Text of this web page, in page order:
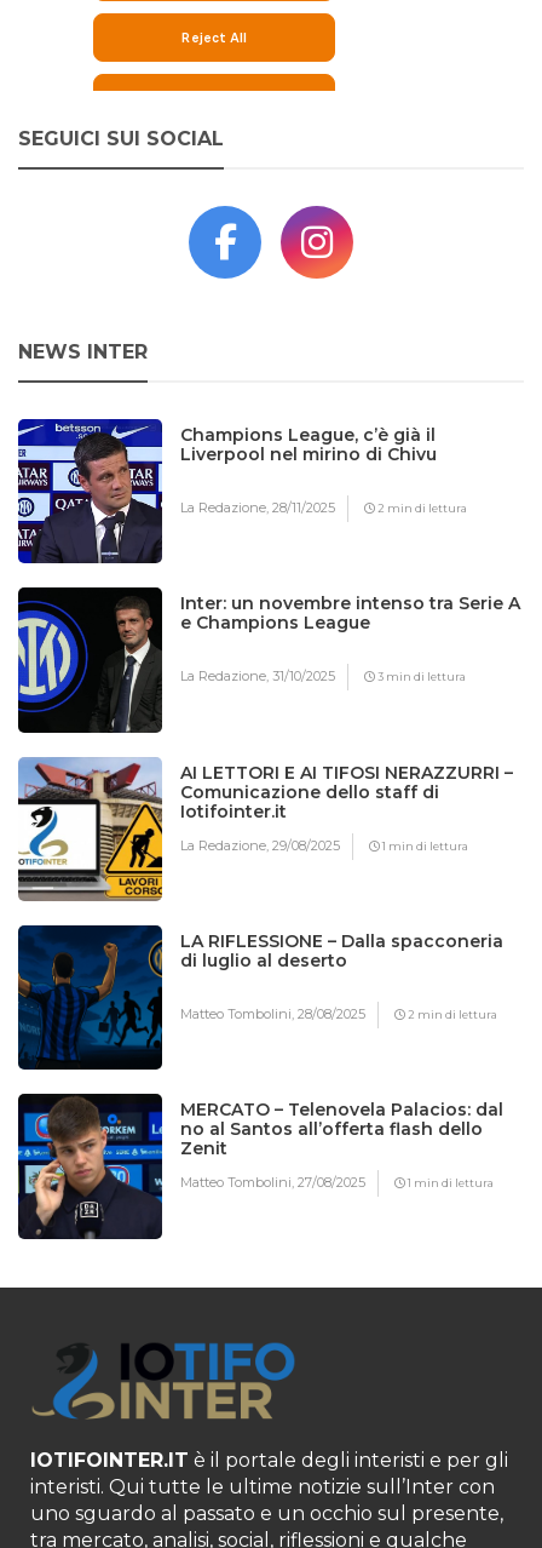
SEGUICI SUI SOCIAL
NEWS INTER
Champions League, c’è già il
Liverpool nel mirino di Chivu
La Redazione,28/11/2025 2 min di lettura
Inter: un novembre intenso tra Serie A
e Champions League
La Redazione,31/10/2025 3 min di lettura
AI LETTORI E AI TIFOSI NERAZZURRI –
Comunicazione dello staff di
Iotifointer.it
La Redazione,29/08/2025 1 min di lettura
LA RIFLESSIONE – Dalla spacconeria
di luglio al deserto
Matteo Tombolini,28/08/2025 2 min di lettura
MERCATO – Telenovela Palacios: dal
no al Santos all’offerta flash dello
Zenit
Matteo Tombolini,27/08/2025 1 min di lettura
IOTIFOINTER.IT è il portale degli interisti e per gli
interisti. Qui tutte le ultime notizie sull’Inter con
uno sguardo al passato e un occhio sul presente,
tra mercato, analisi, social, riflessioni e qualche